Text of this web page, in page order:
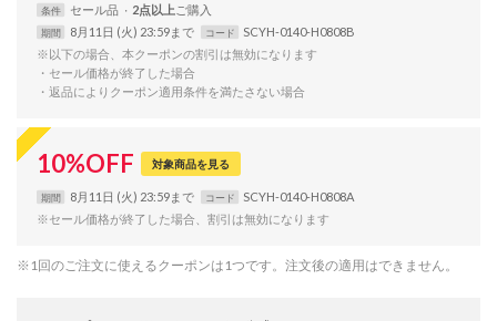
条件 セール品 2点以上
期間 8月11日 (火) 23:59まで コード
SCYH-0140-H0808B
※以下の場合、本クーポンの割引は無効になります
・セール価格が終了した場合
・返品によりクーポン適用条件を満たさない場合
10%OFF 対象商品を見る
期間 8月11日 (火) 23:59まで コード
SCYH-0140-H0808A
※セール価格が終了した場合、割引は無効になります
※1回のご注文に使えるクーポンは1つです。注文後の適用はできません。